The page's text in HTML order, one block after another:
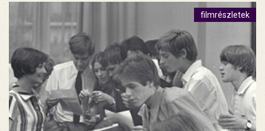
filmrészletek